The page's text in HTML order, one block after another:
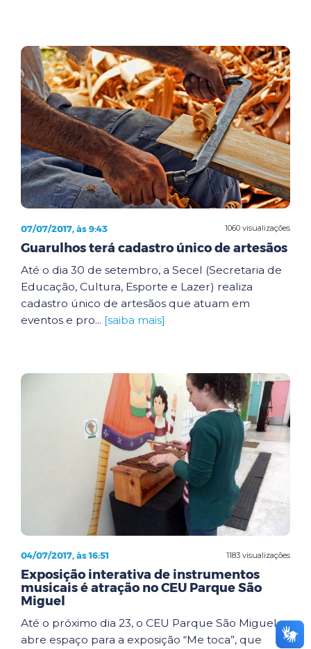
1060 visualizações
07/07/2017, às 9:43
Guarulhos terá cadastro único de artesãos
Até o dia 30 de setembro, a Secel (Secretaria de
Educação, Cultura, Esporte e Lazer) realiza
cadastro único de artesãos que atuam em
eventos e pro... [saiba mais]
1183 visualizações
04/07/2017, às 16:51
Exposição interativa de instrumentos
musicais é atração no CEU Parque São
Miguel
Até o próximo dia 23, o CEU Parque São Miguel
abre espaço para a exposição “Me toca”, que